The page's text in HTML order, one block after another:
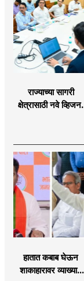
राज्याच्या सागरी
क्षेत्रासाठी नवे व्हिजन;
प्रस्ताव
हातात कबाब घेऊन
शाकाहारावर व्याख्यान